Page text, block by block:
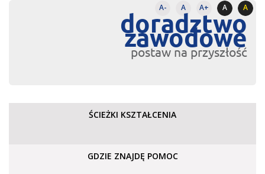
A- A A+ A A
doradztwo
zawodowe
postaw na przyszłość
ŚCIEŻKI KSZTAŁCENIA
GDZIE ZNAJDĘ POMOC